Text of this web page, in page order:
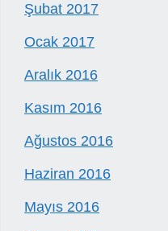
Şubat 2017
Ocak 2017
Aralık 2016
Kasım 2016
Ağustos 2016
Haziran 2016
Mayıs 2016